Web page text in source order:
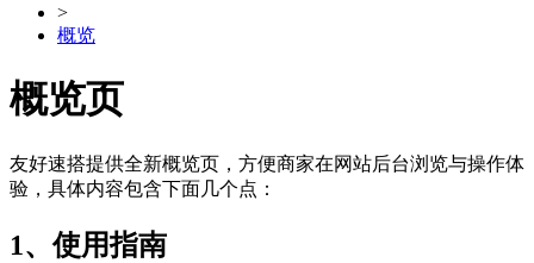
>
概览
概览页
友好速搭提供全新概览页，方便商家在网站后台浏览与操作体
验，具体内容包含下面几个点：
1、使用指南